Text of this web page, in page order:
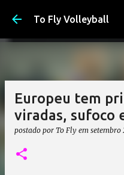
Pular para o
To Fly Volleyball
Europeu tem
viradas, sufoco
postado por To Fly em setembro